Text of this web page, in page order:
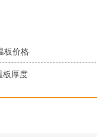
板价格
板厚度